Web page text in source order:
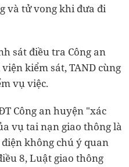
và tử vong khi đưa đi
sát điều tra Công an
kiểm sát, TAND cùng
vụ việc.
Công an huyện "xác
vụ tai nạn giao thông là
không chú ý quan
8, Luật giao thông